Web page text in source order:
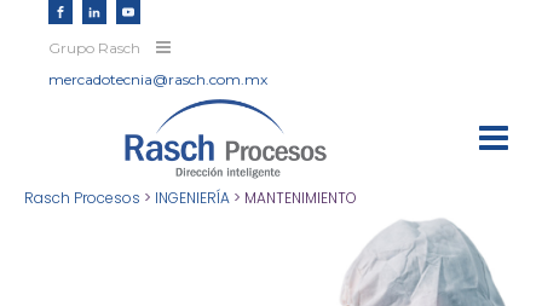
Grupo Rasch
mercadotecnia@rasch.com.mx
Rasch Procesos > INGENIERÍA > MANTENIMIENTO